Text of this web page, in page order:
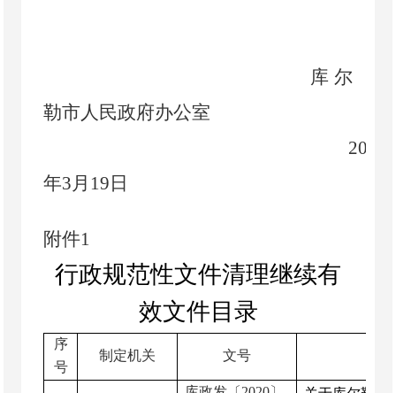
库尔
勒市人民政府办公室
20
年3 月 19 日
附件1
行政规范性文件清理继续有
效文件目录
序
号
制定机关 文号